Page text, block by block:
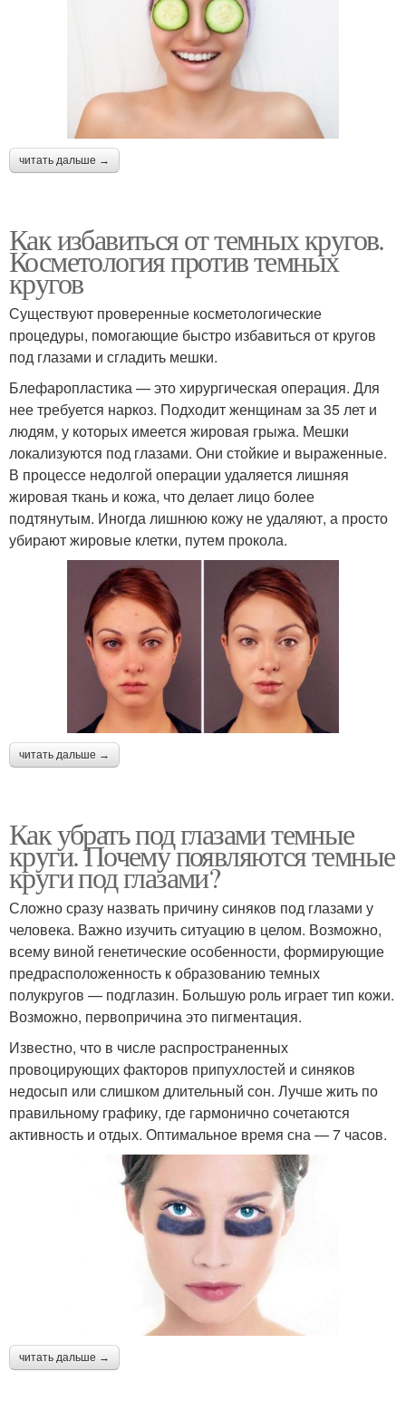
читать дальше →
Как избавиться от темных кругов.
Косметология против темных
кругов
Существуют проверенные косметологические
процедуры, помогающие быстро избавиться от кругов
под глазами и сгладить мешки.
Блефаропластика — это хирургическая операция. Для
нее требуется наркоз. Подходит женщинам за 35 лет и
людям, у которых имеется жировая грыжа. Мешки
локализуются под глазами. Они стойкие и выраженные.
В процессе недолгой операции удаляется лишняя
жировая ткань и кожа, что делает лицо более
подтянутым. Иногда лишнюю кожу не удаляют, а просто
убирают жировые клетки, путем прокола.
читать дальше →
Как убрать под глазами темные
круги. Почему появляются темные
круги под глазами?
Сложно сразу назвать причину синяков под глазами у
человека. Важно изучить ситуацию в целом. Возможно,
всему виной генетические особенности, формирующие
предрасположенность к образованию темных
полукругов — подглазин. Большую роль играет тип кожи.
Возможно, первопричина это пигментация.
Известно, что в числе распространенных
провоцирующих факторов припухлостей и синяков
недосып или слишком длительный сон. Лучше жить по
правильному графику, где гармонично сочетаются
активность и отдых. Оптимальное время сна — 7 часов.
читать дальше →